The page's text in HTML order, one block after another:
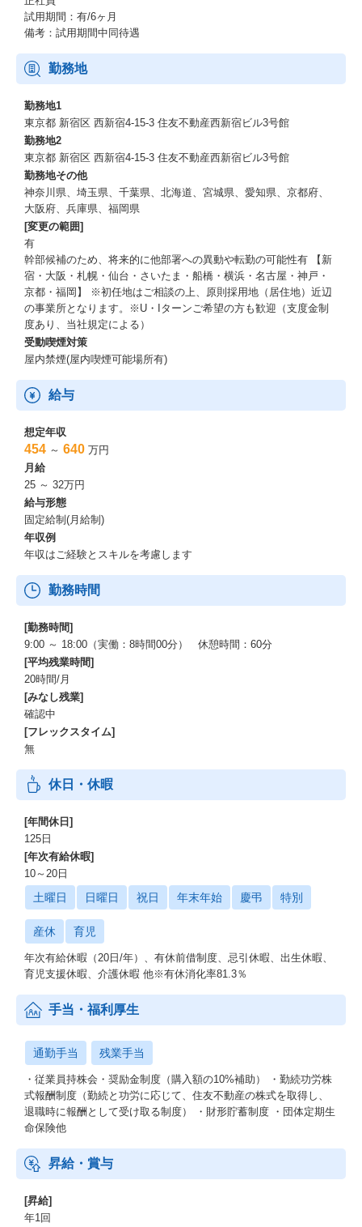
試用期間：有/6ヶ月
備考：試用期間中同待遇
勤務地
勤務地1
東京都 新宿区 西新宿4-15-3 住友不動産西新宿ビル3号館
勤務地2
東京都 新宿区 西新宿4-15-3 住友不動産西新宿ビル3号館
勤務地その他
神奈川県、埼玉県、千葉県、北海道、宮城県、愛知県、京都府、
大阪府、兵庫県、福岡県
[変更の範囲]
有
幹部候補のため、将来的に他部署への異動や転勤の可能性有 【新
宿・大阪・札幌・仙台・さいたま・船橋・横浜・名古屋・神戸・
京都・福岡】 ※初任地はご相談の上、原則採用地（居住地）近辺
の事業所となります。※U・Iターンご希望の方も歓迎（支度金制
度あり、当社規定による）
受動喫煙対策
屋内禁煙(屋内喫煙可能場所有)
給与
想定年収
454 ～ 640 万円
月給
25 ～ 32万円
給与形態
固定給制(月給制)
年収例
年収はご経験とスキルを考慮します
勤務時間
[勤務時間]
9:00 ～ 18:00（実働：8時間00分） 休憩時間：60分
[平均残業時間]
20時間/月
[みなし残業]
確認中
[フレックスタイム]
無
休日・休暇
[年間休日]
125日
[年次有給休暇]
10～20日
土曜日 日曜日 祝日 年末年始 慶弔 特別
産休 育児
年次有給休暇（20日/年）、有休前借制度、忌引休暇、出生休暇、
育児支援休暇、介護休暇 他※有休消化率81.3％
手当・福利厚生
通勤手当 残業手当
・従業員持株会・奨励金制度（購入額の10%補助） ・勤続功労株
式報酬制度（勤続と功労に応じて、住友不動産の株式を取得し、
退職時に報酬として受け取る制度） ・財形貯蓄制度 ・団体定期生
命保険他
昇給・賞与
[昇給]
年1回